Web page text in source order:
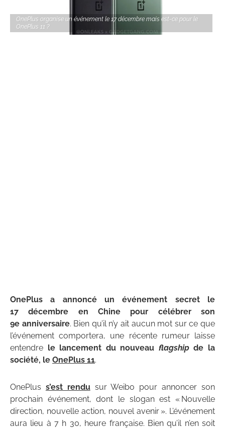
OnePlus organise un événement le 17 décembre mais est-ce pour le
OnePlus 11 ?
OnePlus a annoncé un événement secret le
17 décembre en Chine pour célébrer son
9e anniversaire. Bien qu’il n’y ait aucun mot sur ce que
l’événement comportera, une récente rumeur laisse
entendre le lancement du nouveau flagshipde la
société, le OnePlus 11.
OnePlus s’est rendusur Weibo pour annoncer son
prochain événement, dont le slogan est « Nouvelle
direction, nouvelle action, nouvel avenir ». L’événement
aura lieu à 7 h 30, heure française. Bien qu’il n’en soit